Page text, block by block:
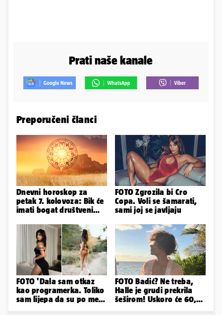
Prati naše kanale
Preporučeni članci
Dnevni horoskop za
petak 7. kolovoza: Bik će
imati bogat društveni
FOTO Zgrozila bi Cro
Copa. Voli se šamarati,
sami joj se javljaju
FOTO 'Dala sam otkaz
kao programerka. Toliko
sam lijepa da su po meni
FOTO Badić? Ne treba,
Halle je grudi prekrila
šeširom! Uskoro će 60,